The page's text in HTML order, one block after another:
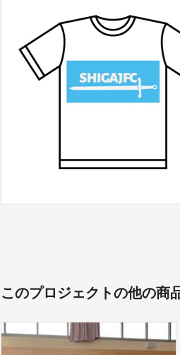
このプロジェクトの他の商